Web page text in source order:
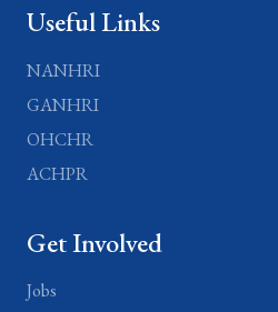
Useful Links
NANHRI
GANHRI
OHCHR
ACHPR
Get Involved
Jobs